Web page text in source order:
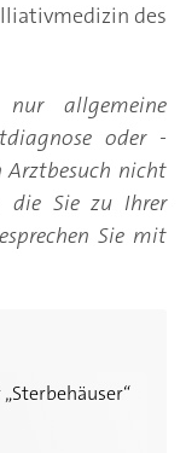
des
allgemeine
oder -
Arztbesuch nicht
die Sie zu Ihrer
Sie mit